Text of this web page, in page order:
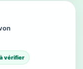
vérifier